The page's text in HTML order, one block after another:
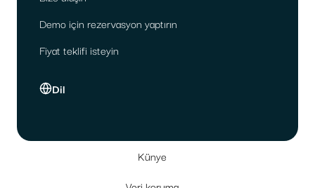
Demo için rezervasyon yaptırın
Fiyat teklifi isteyin
Dil
Künye